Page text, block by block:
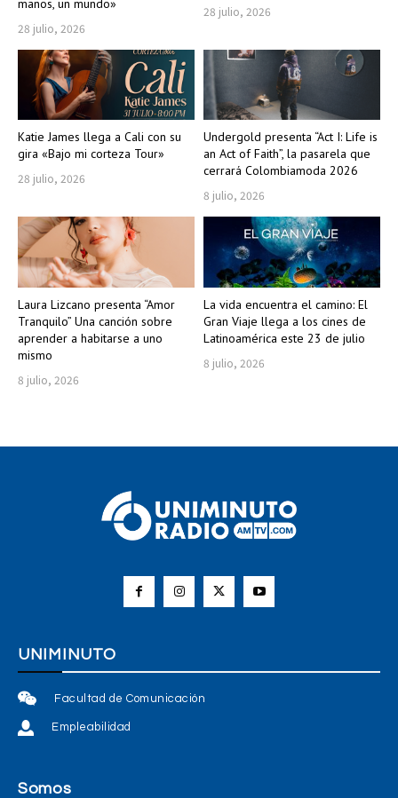
manos, un mundo»
28 julio, 2026
28 julio, 2026
Katie James llega a Cali con su
gira «Bajo mi corteza Tour»
28 julio, 2026
Undergold presenta “Act I: Life is
an Act of Faith”, la pasarela que
cerrará Colombiamoda 2026
8 julio, 2026
Laura Lizcano presenta “Amor
Tranquilo” Una canción sobre
aprender a habitarse a uno
mismo
8 julio, 2026
La vida encuentra el camino: El
Gran Viaje llega a los cines de
Latinoamérica este 23 de julio
8 julio, 2026
UNIMINUTO
Facultad de Comunicación
Empleabilidad
Somos